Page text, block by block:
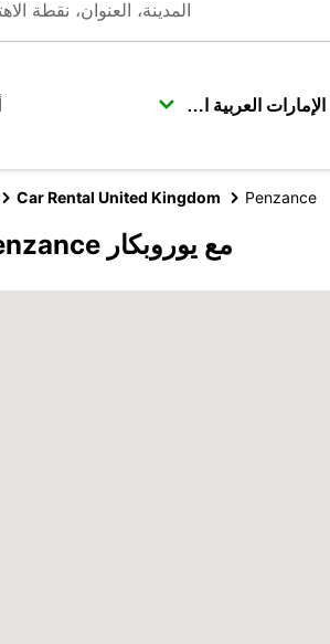
Car Rental United Kingdom Penzance
اكتشف Penzance مع يوروبكار